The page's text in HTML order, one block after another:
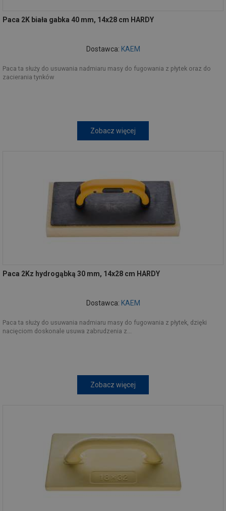
Paca 2K biała gabka 40 mm, 14x28 cm HARDY
Dostawca: KAEM
Paca ta służy do usuwania nadmiaru masy do fugowania z płytek oraz do
zacierania tynków
Zobacz więcej
Paca 2Kz hydrogąbką 30 mm, 14x28 cm HARDY
Dostawca: KAEM
Paca ta służy do usuwania nadmiaru masy do fugowania z płytek, dzięki
nacięciom doskonale usuwa zabrudzenia z...
Zobacz więcej